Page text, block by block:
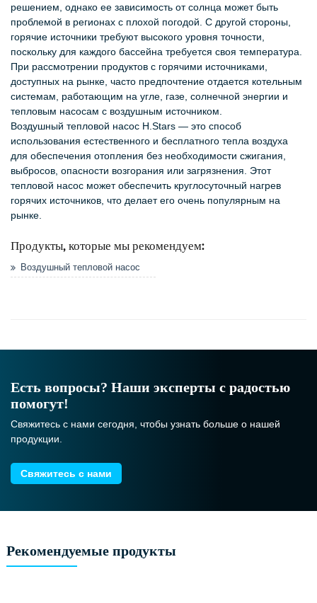
решением, однако ее зависимость от солнца может быть
проблемой в регионах с плохой погодой. С другой стороны,
горячие источники требуют высокого уровня точности,
поскольку для каждого бассейна требуется своя температура.
При рассмотрении продуктов с горячими источниками,
доступных на рынке, часто предпочтение отдается котельным
системам, работающим на угле, газе, солнечной энергии и
тепловым насосам с воздушным источником.
Воздушный тепловой насос H.Stars — это способ
использования естественного и бесплатного тепла воздуха
для обеспечения отопления без необходимости сжигания,
выбросов, опасности возгорания или загрязнения. Этот
тепловой насос может обеспечить круглосуточный нагрев
горячих источников, что делает его очень популярным на
рынке.
Продукты, которые мы рекомендуем:
Воздушный тепловой насос
Есть вопросы? Наши эксперты с радостью
помогут!
Свяжитесь с нами сегодня, чтобы узнать больше о нашей
продукции.
Свяжитесь с нами
Рекомендуемые продукты